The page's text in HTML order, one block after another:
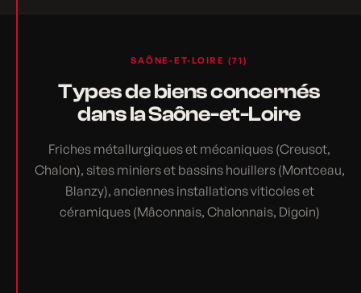
SAÔNE-ET-LOIRE (71)
Types de biens concernés
dans la Saône-et-Loire
Friches métallurgiques et mécaniques (Creusot,
Chalon), sites miniers et bassins houillers (Montceau,
Blanzy), anciennes installations viticoles et
céramiques (Mâconnais, Chalonnais, Digoin)